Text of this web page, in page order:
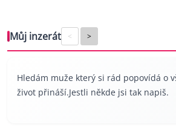
Můj inzerát < >
Hledám muže který si rád popovídá o
život přináší.Jestli někde jsi tak napiš.